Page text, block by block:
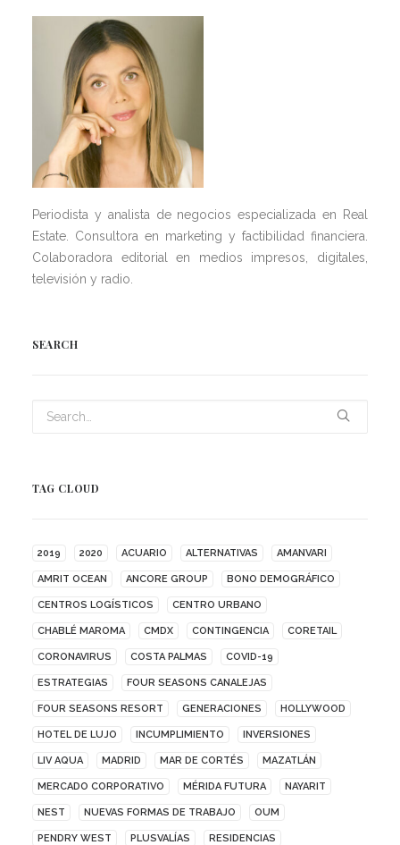
Periodista y analista de negocios especializada en Real
Estate. Consultora en marketing y factibilidad financiera.
Colaboradora editorial en medios impresos, digitales,
televisión y radio.
SEARCH
TAG CLOUD
2019 2020 ACUARIO ALTERNATIVAS AMANVARI
AMRIT OCEAN ANCORE GROUP BONO DEMOGRÁFICO
CENTROS LOGÍSTICOS CENTRO URBANO
CHABLÉ MAROMA CMDX CONTINGENCIA CORETAIL
CORONAVIRUS COSTA PALMAS COVID-19
ESTRATEGIAS FOUR SEASONS CANALEJAS
FOUR SEASONS RESORT GENERACIONES HOLLYWOOD
HOTEL DE LUJO INCUMPLIMIENTO INVERSIONES
LIV AQUA MADRID MAR DE CORTÉS MAZATLÁN
MERCADO CORPORATIVO MÉRIDA FUTURA NAYARIT
NEST NUEVAS FORMAS DE TRABAJO OUM
PENDRY WEST PLUSVALÍAS RESIDENCIAS